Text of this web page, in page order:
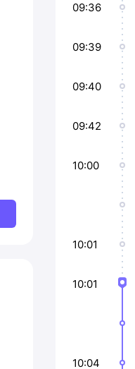
09:36
09:39
09:40
09:42
10:00
10:01
10:01
10:04